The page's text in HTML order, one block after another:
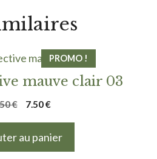
PROMO !
mauve clair 03
€
Le
7.50€Le
actuel
au panier